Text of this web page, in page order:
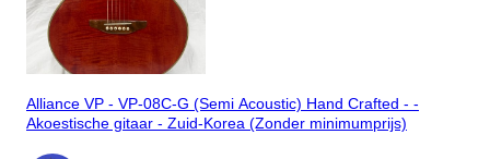
Alliance VP - VP-08C-G (Semi Acoustic) Hand Crafted - -
Akoestische gitaar - Zuid-Korea (Zonder minimumprijs)